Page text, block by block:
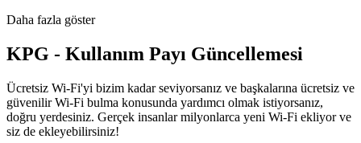
Daha fazla göster
KPG - Kullanım Payı Güncellemesi
Ücretsiz Wi-Fi'yi bizim kadar seviyorsanız ve başkalarına ücretsiz ve
güvenilir Wi-Fi bulma konusunda yardımcı olmak istiyorsanız,
doğru yerdesiniz. Gerçek insanlar milyonlarca yeni Wi-Fi ekliyor ve
siz de ekleyebilirsiniz!